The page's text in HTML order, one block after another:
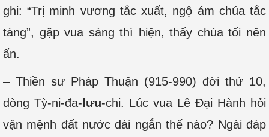
ghi: “Trị minh vương tắc xuất, ngộ ám chúa tắc
tàng”, gặp vua sáng thì hiện, thấy chúa tối nên
ẩn.
– Thiền sư Pháp Thuận (915-990) đời thứ 10,
dòng Tỳ-ni-đa- lưu-chi. Lúc vua Lê Đại Hành hỏi
vận mệnh đất nước dài ngắn thế nào? Ngài đáp